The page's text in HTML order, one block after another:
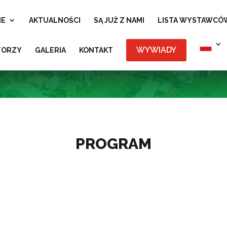
AKTUALNOŚCI SĄ JUŻ Z NAMI LISTA
GALERIA KONTAKT WYWIADY
PROGRAM